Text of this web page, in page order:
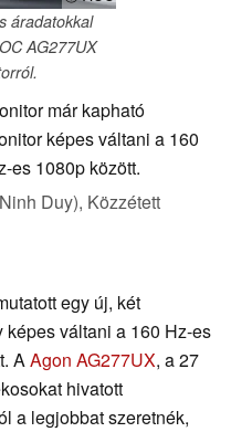
áradatokkal
AG277UX
már kapható
képes váltani a 160
es 1080p között.
Duy), Közzétett
egy új, két
képes váltani a 160 Hz-es
AAgon AG277UX, a 27
hivatott
a legjobbat szeretnék,